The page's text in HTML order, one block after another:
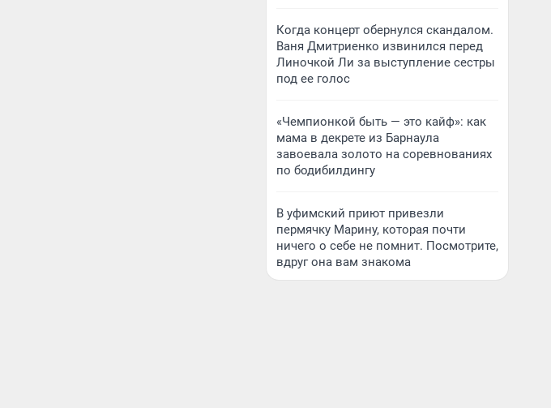
Когда концерт обернулся скандалом.
Ваня Дмитриенко извинился перед
Линочкой Ли за выступление сестры
под ее голос
«Чемпионкой быть — это кайф»: как
мама в декрете из Барнаула
завоевала золото на соревнованиях
по бодибилдингу
В уфимский приют привезли
пермячку Марину, которая почти
ничего о себе не помнит. Посмотрите,
вдруг она вам знакома